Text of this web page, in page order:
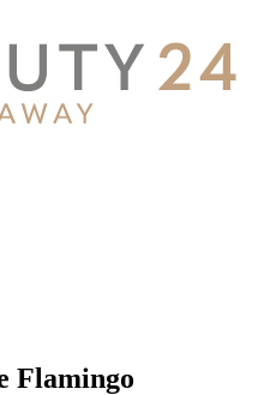
Flamingo